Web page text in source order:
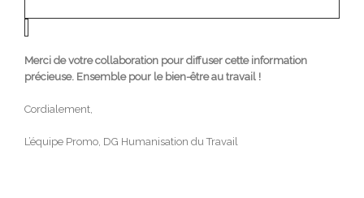
Merci de votre collaboration pour diffuser cette information
précieuse. Ensemble pour le bien-être au travail !
Cordialement,
L’équipe Promo, DG Humanisation du Travail